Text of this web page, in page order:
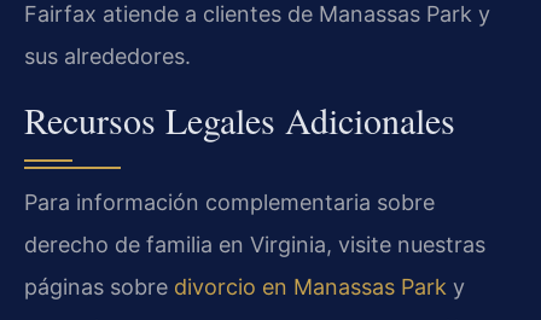
Fairfax atiende a clientes de Manassas Park y
sus alrededores.
Recursos Legales Adicionales
Para información complementaria sobre
derecho de familia en Virginia, visite nuestras
páginas sobre divorcio en Manassas Park y